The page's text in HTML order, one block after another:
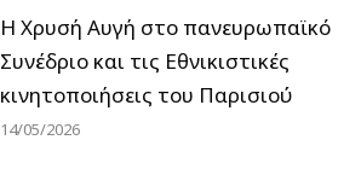
Η Χρυσή Αυγή στο πανευρωπαϊκό
Συνέδριο και τις Εθνικιστικές
κινητοποιήσεις του Παρισιού
14/05/2026